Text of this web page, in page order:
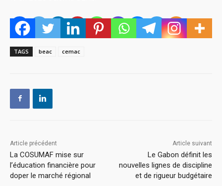
TAGS beac cemac
Article précédent
La COSUMAF mise sur
l’éducation financière pour
doper le marché régional
Article suivant
Le Gabon définit les
nouvelles lignes de discipline
et de rigueur budgétaire